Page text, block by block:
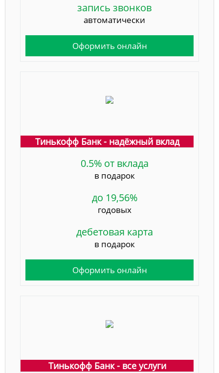
запись звонков
автоматически
Оформить онлайн
Тинькофф Банк - надёжный вклад
0.5% от вклада
в подарок
до 19,56%
годовых
дебетовая карта
в подарок
Оформить онлайн
Тинькофф Банк - все услуги